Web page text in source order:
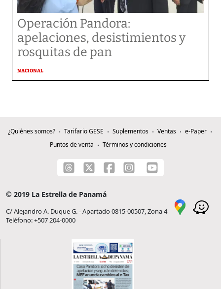
Operación Pandora:
apelaciones, desistimientos y
rosquitas de pan
NACIONAL
¿Quiénes somos? Tarifario GESE Suplementos Ventas
e-Paper
Puntos de venta
Términos y condiciones
© 2019 La Estrella de Panamá
C/ Alejandro A. Duque G. - Apartado 0815-00507, Zona 4
Teléfono: +507 204-0000